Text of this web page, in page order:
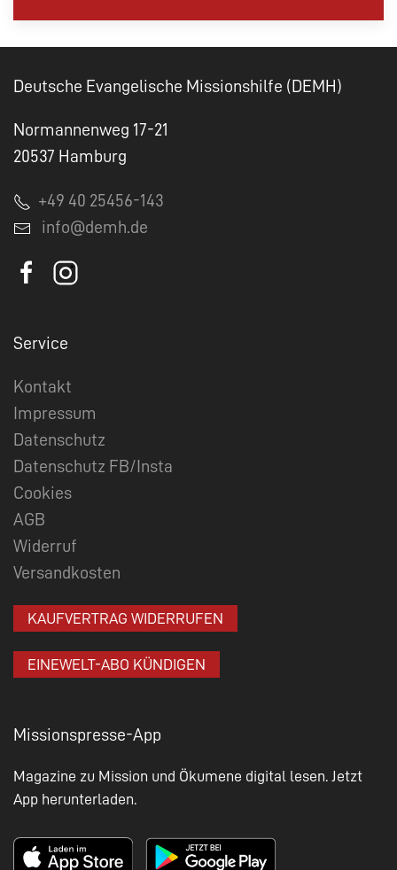
Deutsche Evangelische Missionshilfe (DEMH)
Normannenweg 17-21
20537 Hamburg
+49 40 25456-143
info@demh.de
Service
Kontakt
Impressum
Datenschutz
Datenschutz FB/Insta
Cookies
AGB
Widerruf
Versandkosten
KAUFVERTRAG WIDERRUFEN
EINEWELT-ABO KÜNDIGEN
Missionspresse-App
Magazine zu Mission und Ökumene digital lesen. Jetzt
App herunterladen.